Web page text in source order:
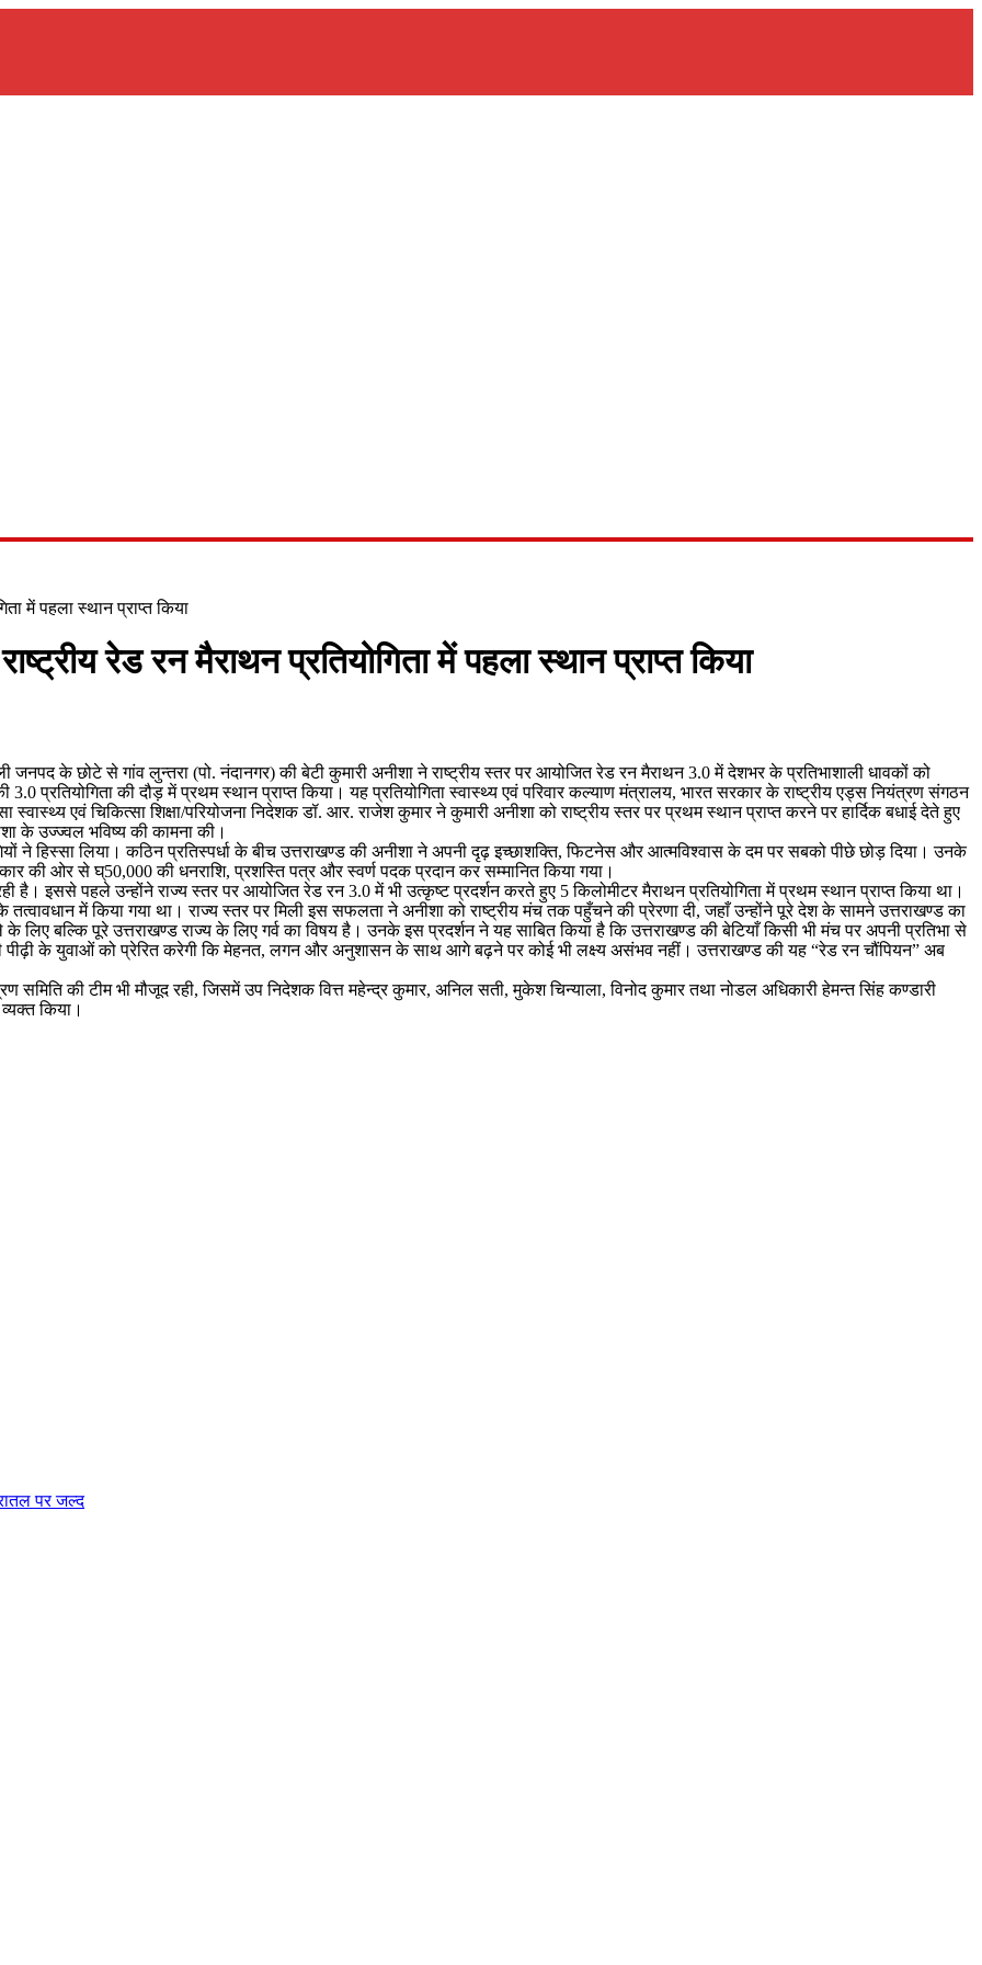
में पहला स्थान प्राप्त किया
रेड रन मैराथन प्रतियोगिता में पहला स्थान प्राप्त किया
जनपद के छोटे से गांव लुन्तरा (पो. नंदानगर) की बेटी कुमारी अनीशा ने राष्ट्रीय स्तर पर आयोजित रेड रन मैराथन 3.0 में देशभर के प्रतिभाशाली धावकों को
प्रतियोगिता की दौड़ में प्रथम स्थान प्राप्त किया। यह प्रतियोगिता स्वास्थ्य एवं परिवार कल्याण मंत्रालय, भारत सरकार के राष्ट्रीय एड्स नियंत्रण संगठन
एवं चिकित्सा शिक्षा/परियोजना निदेशक डॉ. आर. राजेश कुमार ने कुमारी अनीशा को राष्ट्रीय स्तर पर प्रथम स्थान प्राप्त करने पर हार्दिक बधाई देते हुए
के उज्ज्वल भविष्य की कामना की।
ने हिस्सा लिया। कठिन प्रतिस्पर्धा के बीच उत्तराखण्ड की अनीशा ने अपनी दृढ़ इच्छाशक्ति, फिटनेस और आत्मविश्वास के दम पर सबको पीछे छोड़ दिया। उनके
की ओर से घ्50,000 की धनराशि, प्रशस्ति पत्र और स्वर्ण पदक प्रदान कर सम्मानित किया गया।
इससे पहले उन्होंने राज्य स्तर पर आयोजित रेड रन 3.0 में भी उत्कृष्ट प्रदर्शन करते हुए 5 किलोमीटर मैराथन प्रतियोगिता में प्रथम स्थान प्राप्त किया था।
में किया गया था। राज्य स्तर पर मिली इस सफलता ने अनीशा को राष्ट्रीय मंच तक पहुँचने की प्रेरणा दी, जहाँ उन्होंने पूरे देश के सामने उत्तराखण्ड का
बल्कि पूरे उत्तराखण्ड राज्य के लिए गर्व का विषय है। उनके इस प्रदर्शन ने यह साबित किया है कि उत्तराखण्ड की बेटियाँ किसी भी मंच पर अपनी प्रतिभा से
के युवाओं को प्रेरित करेगी कि मेहनत, लगन और अनुशासन के साथ आगे बढ़ने पर कोई भी लक्ष्य असंभव नहीं। उत्तराखण्ड की यह “रेड रन चौंपियन” अब
समिति की टीम भी मौजूद रही, जिसमें उप निदेशक वित्त महेन्द्र कुमार, अनिल सती, मुकेश चिन्याला, विनोद कुमार तथा नोडल अधिकारी हेमन्त सिंह कण्डारी
किया।
पर जल्द